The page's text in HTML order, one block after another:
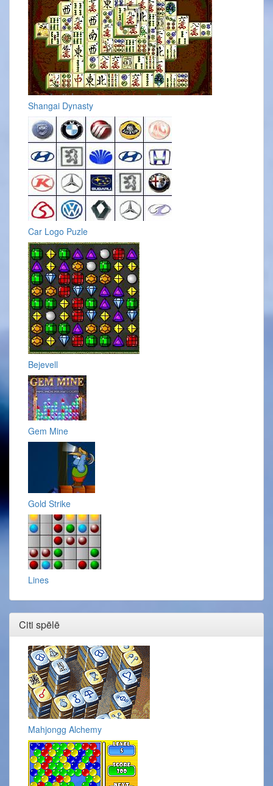
Shangai Dynasty
Car Logo Puzle
Bejevell
Gem Mine
Gold Strike
Lines
Citi spēlē
Mahjongg Alchemy